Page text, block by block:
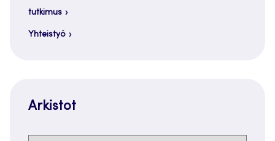
tutkimus
Yhteistyö
Arkistot